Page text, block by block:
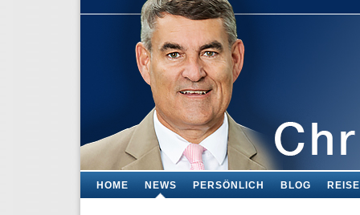
HOME NEWS PERSÖNLICH BLOG